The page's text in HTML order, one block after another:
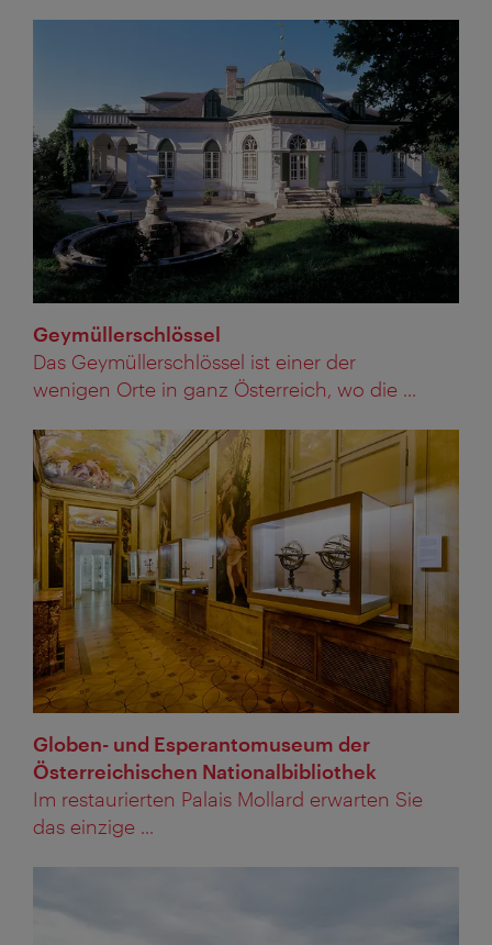
Geymüllerschlössel
Das Geymüllerschlössel ist einer der
wenigen Orte in ganz Österreich, wo die ...
Globen- und Esperantomuseum der
Österreichischen Nationalbibliothek
Im restaurierten Palais Mollard erwarten Sie
das einzige ...